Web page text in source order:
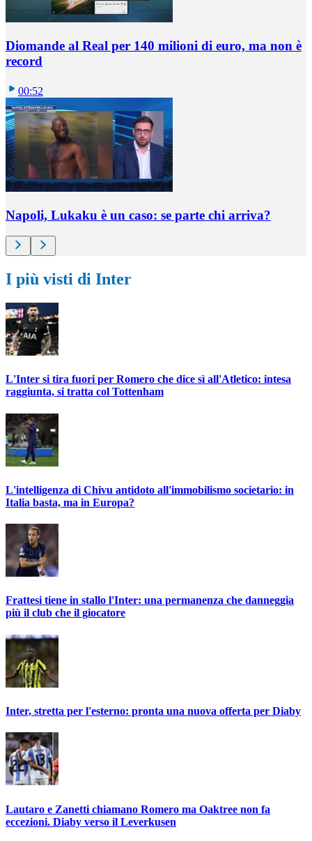
Diomande al Real per 140 milioni di euro, ma non è
record
00:52
Napoli, Lukaku è un caso: se parte chi arriva?
I più visti di Inter
L'Inter si tira fuori per Romero che dice sì all'Atletico: intesa
raggiunta, si tratta col Tottenham
L'intelligenza di Chivu antidoto all'immobilismo societario: in
Italia basta, ma in Europa?
Frattesi tiene in stallo l'Inter: una permanenza che danneggia
più il club che il giocatore
Inter, stretta per l'esterno: pronta una nuova offerta per Diaby
Lautaro e Zanetti chiamano Romero ma Oaktree non fa
eccezioni. Diaby verso il Leverkusen